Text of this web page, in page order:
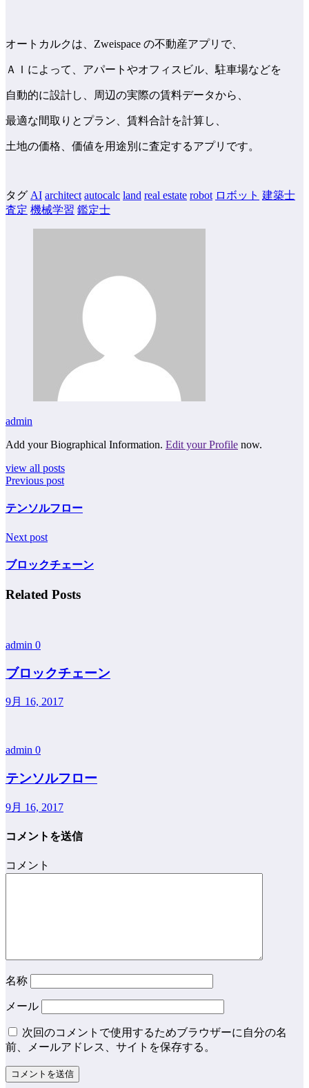
オートカルクは、Zweispace の不動産アプリで、
ＡＩによって、アパートやオフィスビル、駐車場などを
自動的に設計し、周辺の実際の賃料データから、
最適な間取りとプラン、賃料合計を計算し、
土地の価格、価値を用途別に査定するアプリです。
タグ AI architect autocalc land real estate robot ロボット 建築士
査定 機械学習 鑑定士
admin
Add your Biographical Information. Edit your Profile now.
view all posts
Previous post
テンソルフロー
Next post
ブロックチェーン
Related Posts
admin 0
ブロックチェーン
9月 16, 2017
admin 0
テンソルフロー
9月 16, 2017
コメントを送信
コメント
名称
メール
次回のコメントで使用するためブラウザーに自分の名
前、メールアドレス、サイトを保存する。